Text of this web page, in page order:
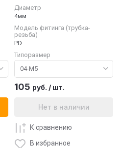
Диаметр
4мм
Модель фитинга (трубка-
резьба)
PD
Типоразмер
105 руб. / шт.
Нет в наличии
К сравнению
В избранное